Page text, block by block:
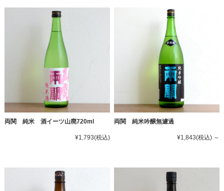
両関 純米 酒イーツ山廃720ml
¥1,793(税込)
両関 純米吟醸無濾過
¥1,843(税込) ～